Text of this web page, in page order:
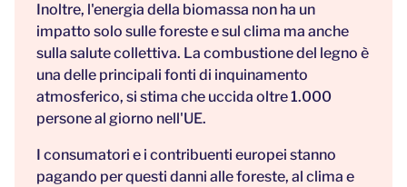
Inoltre, l'energia della biomassa non ha un
impatto solo sulle foreste e sul clima ma anche
sulla salute collettiva. La combustione del legno è
una delle principali fonti di inquinamento
atmosferico, si stima che uccida oltre 1.000
persone al giorno nell'UE.
I consumatori e i contribuenti europei stanno
pagando per questi danni alle foreste, al clima e